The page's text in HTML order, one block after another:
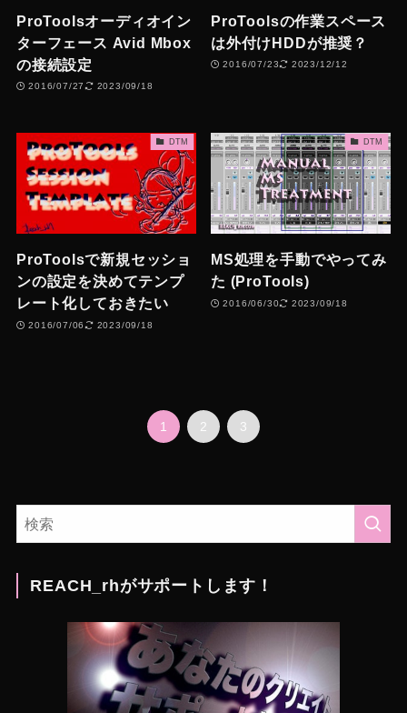
ProToolsオーディオイン
ターフェース Avid Mbox
の接続設定
2016/07/27 2023/09/18
ProToolsの作業スペース
は外付けHDDが推奨？
2016/07/23 2023/12/12
DTM
ProToolsで新規セッショ
ンの設定を決めてテンプ
レート化しておきたい
2016/07/06 2023/09/18
DTM
MS処理を手動でやってみ
た (ProTools)
2016/06/30 2023/09/18
1 2 3
REACH_rhがサポートします！